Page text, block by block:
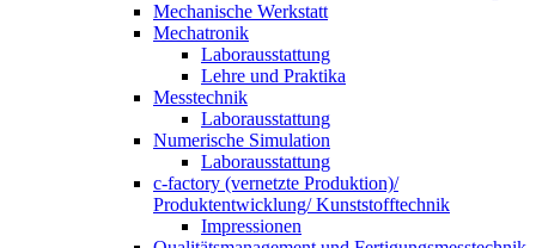
Mechanische Werkstatt
Mechatronik
Laborausstattung
Lehre und Praktika
Messtechnik
Laborausstattung
Numerische Simulation
Laborausstattung
c-factory (vernetzte Produktion)/
Produktentwicklung/ Kunststofftechnik
Impressionen